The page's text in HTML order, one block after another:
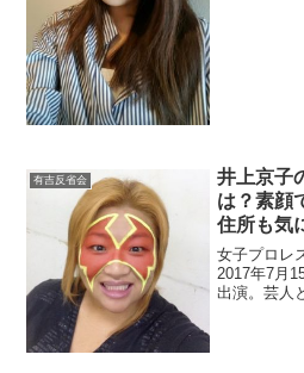
有吉反省会
井上京子
は？素顔
住所も気
女子プロレ
2017年7月
出演。芸人